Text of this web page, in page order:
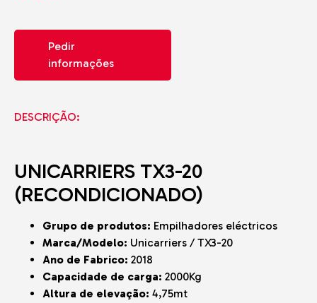
Pedir
informações
DESCRIÇÃO:
UNICARRIERS TX3-20
(RECONDICIONADO)
Grupo de produtos: Empilhadores eléctricos
Marca/Modelo: Unicarriers / TX3-20
Ano de Fabrico: 2018
Capacidade de carga: 2000Kg
Altura de elevação: 4,75mt